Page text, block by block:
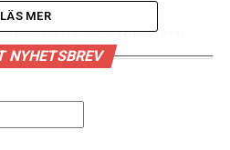
i Skåne och
rapport. Under torsdagen
har valt att gå vidare.
i nationella planen för
LÄS MER
NYHETSBREV